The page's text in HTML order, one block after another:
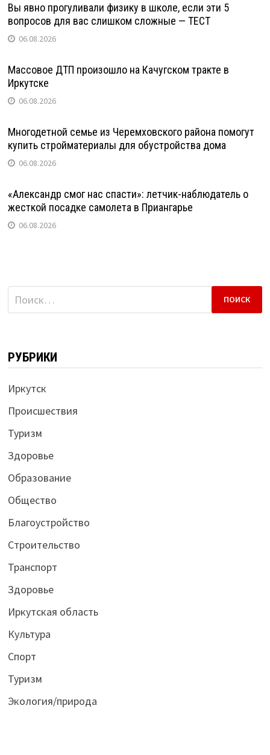
Вы явно прогуливали физику в школе, если эти 5
вопросов для вас слишком сложные — ТЕСТ
06.08.2026
Массовое ДТП произошло на Качугском тракте в
Иркутске
06.08.2026
Многодетной семье из Черемховского района помогут
купить стройматериалы для обустройства дома
06.08.2026
«Александр смог нас спасти»: летчик-наблюдатель о
жесткой посадке самолета в Приангарье
06.08.2026
Найти:
РУБРИКИ
Иркутск
Происшествия
Туризм
Здоровье
Образование
Общество
Благоустройство
Строительство
Транспорт
Здоровье
Иркутская область
Культура
Спорт
Туризм
Экология/природа